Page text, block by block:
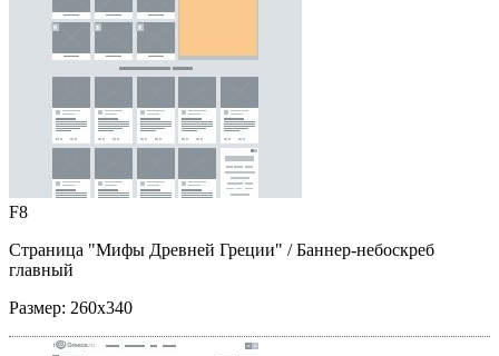
F8
Страница "Мифы Древней Греции" / Баннер-небоскреб
главный
Размер: 260x340